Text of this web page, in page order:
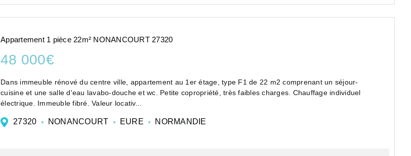
Appartement 1 pièce 22m² NONANCOURT 27320
48 000€
Dans immeuble rénové du centre ville, appartement au 1er étage, type F1 de 22 m2 comprenant un séjour-
cuisine et une salle d'eau lavabo-douche et wc. Petite copropriété, très faibles charges. Chauffage individuel
électrique. Immeuble fibré. Valeur locativ...
27320 NONANCOURT EURE NORMANDIE